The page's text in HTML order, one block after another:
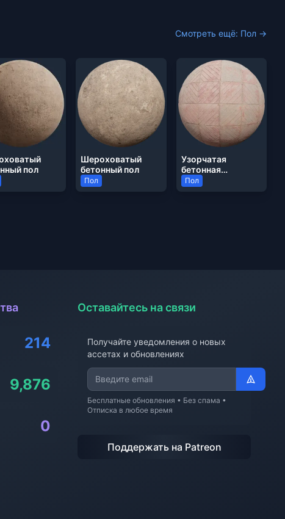
Смотреть ещё: Пол →
пол
Шероховатый
бетонный пол
Пол
Узорчатая
бетонная
тротуарная
плитка
Пол
214
9,876
0
Оставайтесь на связи
Получайте уведомления о новых
ассетах и обновлениях
Бесплатные обновления • Без спама •
Отписка в любое время
Поддержать на Patreon